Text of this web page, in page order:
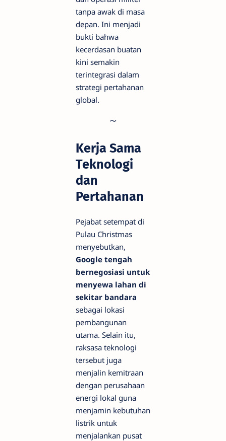
tanpa awak di masa
depan. Ini menjadi
bukti bahwa
kecerdasan buatan
kini semakin
terintegrasi dalam
strategi pertahanan
global.
Kerja Sama
Teknologi
dan
Pertahanan
Pejabat setempat di
Pulau Christmas
menyebutkan,
Google tengah
bernegosiasi untuk
menyewa lahan di
sekitar bandara
sebagai lokasi
pembangunan
utama. Selain itu,
raksasa teknologi
tersebut juga
menjalin kemitraan
dengan perusahaan
energi lokal guna
menjamin kebutuhan
listrik untuk
menjalankan pusat